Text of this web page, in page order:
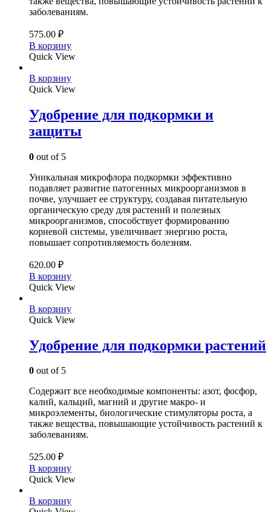
заболеваниям.
575.00 ₽
В корзину
Quick View
В корзину
Quick View
Удобрение для подкормки и
защиты
0 out of 5
Уникальная микрофлора подкормки эффективно
подавляет развитие патогенных микроорганизмов в
почве, улучшает ее структуру, создавая питательную
органическую среду для растений и полезных
микроорганизмов, способствует формированию
корневой системы, увеличивает энергию роста,
повышает сопротивляемость болезням.
620.00 ₽
В корзину
Quick View
В корзину
Quick View
Удобрение для подкормки растений
0 out of 5
Содержит все необходимые компоненты: азот, фосфор,
калий, кальций, магний и другие макро- и
микроэлементы, биологические стимуляторы роста, а
также вещества, повышающие устойчивость растений к
заболеваниям.
525.00 ₽
В корзину
Quick View
В корзину